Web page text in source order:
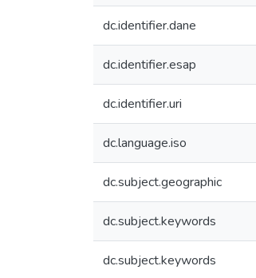
dc.identifier.dane
dc.identifier.esap
dc.identifier.uri
dc.language.iso
dc.subject.geographic
dc.subject.keywords
dc.subject.keywords